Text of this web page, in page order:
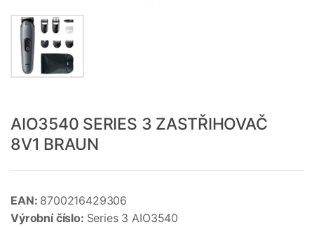
AIO3540 SERIES 3 ZASTŘIHOVAČ
8V1 BRAUN
EAN: 8700216429306
Výrobní číslo: Series 3 AIO3540